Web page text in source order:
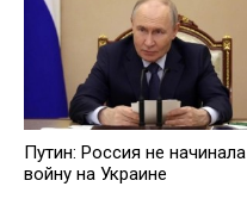
Путин: Россия не начинала
войну на Украине